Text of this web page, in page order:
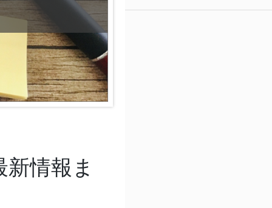
情報ま